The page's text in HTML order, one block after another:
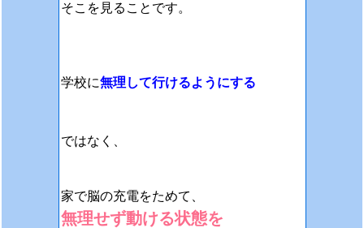
そこを見ることです。
学校に無理して行けるようにする
ではなく、
家で脳の充電をためて、
無理せず動ける状態を